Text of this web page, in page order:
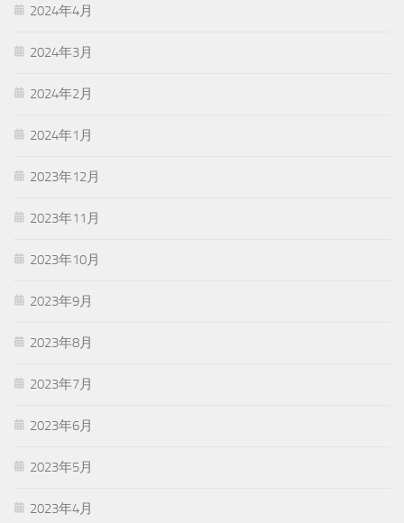
2024年4月
2024年3月
2024年2月
2024年1月
2023年12月
2023年11月
2023年10月
2023年9月
2023年8月
2023年7月
2023年6月
2023年5月
2023年4月